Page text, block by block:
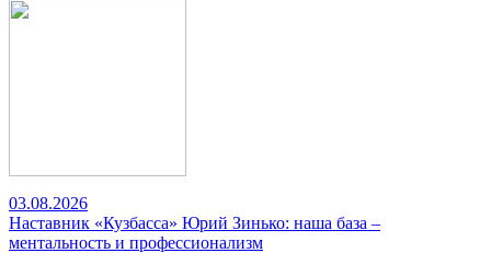
03.08.2026
Наставник «Кузбасса» Юрий Зинько: наша база –
ментальность и профессионализм